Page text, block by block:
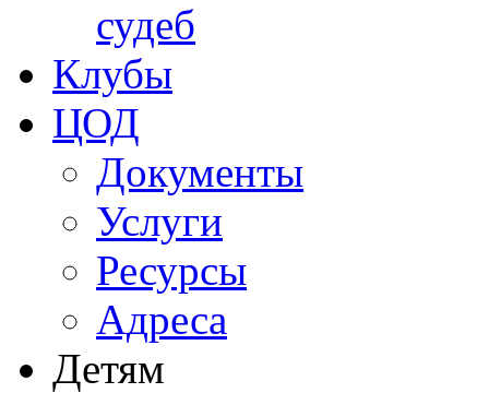
судеб
Клубы
ЦОД
Документы
Услуги
Ресурсы
Адреса
Детям